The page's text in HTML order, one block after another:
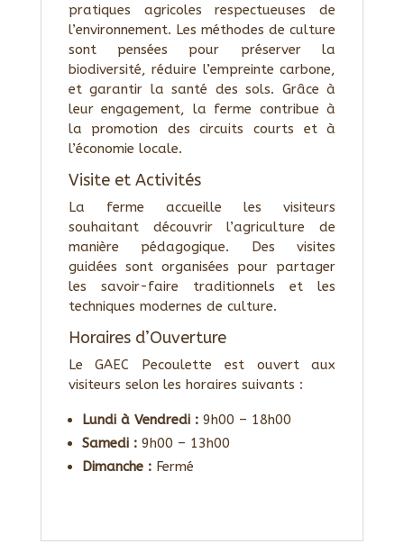
pratiques agricoles respectueuses de
l’environnement. Les méthodes de culture
sont pensées pour préserver la
biodiversité, réduire l’empreinte carbone,
et garantir la santé des sols. Grâce à
leur engagement, la ferme contribue à
la promotion des circuits courts et à
l’économie locale.
Visite et Activités
La ferme accueille les visiteurs
souhaitant découvrir l’agriculture de
manière pédagogique. Des visites
guidées sont organisées pour partager
les savoir-faire traditionnels et les
techniques modernes de culture.
Horaires d’Ouverture
Le GAEC Pecoulette est ouvert aux
visiteurs selon les horaires suivants :
Lundi à Vendredi :9h00 – 18h00
Samedi :9h00 – 13h00
Dimanche :Fermé